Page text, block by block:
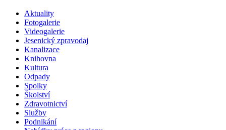
Aktuality
Fotogalerie
Videogalerie
Jesenický zpravodaj
Kanalizace
Knihovna
Kultura
Odpady
Spolky
Školství
Zdravotnictví
Služby
Podnikání